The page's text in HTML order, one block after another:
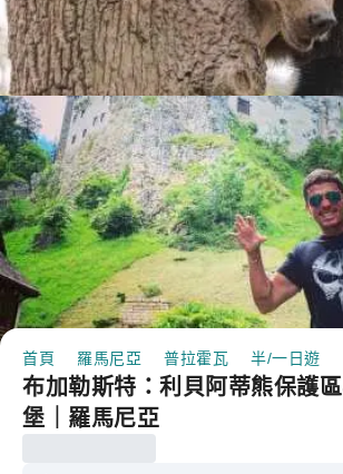
首頁 羅馬尼亞 普拉霍瓦 半/一日遊
布加勒斯特：利貝阿蒂熊保護
堡｜羅馬尼亞